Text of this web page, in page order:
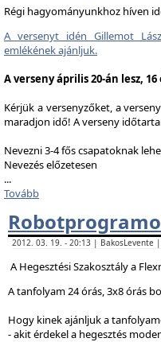
Régi hagyományunkhoz híven
A versenyt idén Gillemot
emlékének ajánljuk.
A verseny április 20-án lesz,
Kérjük a versenyzőket, a
maradjon idő! A verseny
Nevezni 3-4 fős csapatoknak
Nevezés előzetesen
...
Tovább
2012. 03. 19. - 20:13 | BakosLevente
A Hegesztési Szakosztály a
A tanfolyam 24 órás, 3x8 órás
Hogy kinek ajánljuk a
- akit érdekel a hegesztés